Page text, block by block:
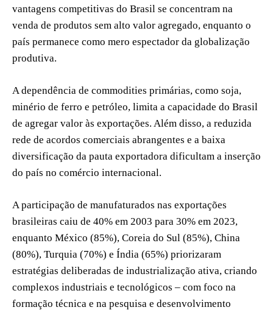
vantagens competitivas do Brasil se concentram na
venda de produtos sem alto valor agregado, enquanto o
país permanece como mero espectador da globalização
produtiva.
A dependência de commodities primárias, como soja,
minério de ferro e petróleo, limita a capacidade do Brasil
de agregar valor às exportações. Além disso, a reduzida
rede de acordos comerciais abrangentes e a baixa
diversificação da pauta exportadora dificultam a inserção
do país no comércio internacional.
A participação de manufaturados nas exportações
brasileiras caiu de 40% em 2003 para 30% em 2023,
enquanto México (85%), Coreia do Sul (85%), China
(80%), Turquia (70%) e Índia (65%) priorizaram
estratégias deliberadas de industrialização ativa, criando
complexos industriais e tecnológicos – com foco na
formação técnica e na pesquisa e desenvolvimento